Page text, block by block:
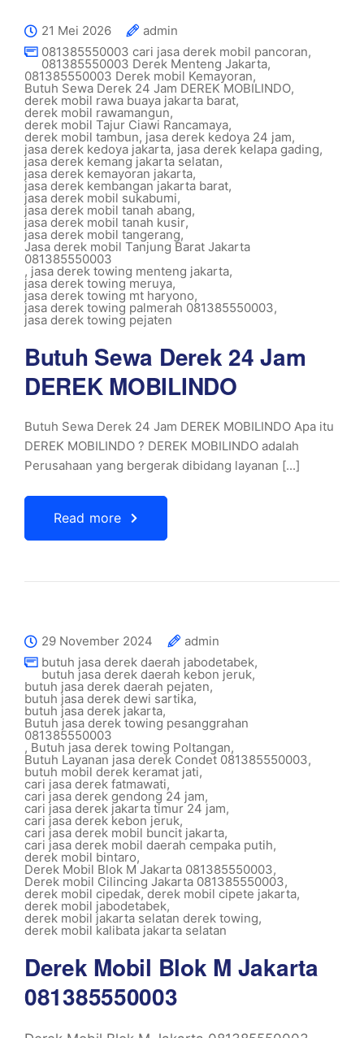
21 Mei 2026
admin
081385550003 cari jasa derek mobil pancoran,
081385550003 Derek Menteng Jakarta,
081385550003 Derek mobil Kemayoran,
Butuh Sewa Derek 24 Jam DEREK MOBILINDO,
derek mobil rawa buaya jakarta barat,
derek mobil rawamangun,
derek mobil Tajur Ciawi Rancamaya,
derek mobil tambun, jasa derek kedoya 24 jam,
jasa derek kedoya jakarta, jasa derek kelapa gading,
jasa derek kemang jakarta selatan,
jasa derek kemayoran jakarta,
jasa derek kembangan jakarta barat,
jasa derek mobil sukabumi,
jasa derek mobil tanah abang,
jasa derek mobil tanah kusir,
jasa derek mobil tangerang,
Jasa derek mobil Tanjung Barat Jakarta
081385550003
, jasa derek towing menteng jakarta,
jasa derek towing meruya,
jasa derek towing mt haryono,
jasa derek towing palmerah 081385550003,
jasa derek towing pejaten
Butuh Sewa Derek 24 Jam
DEREK MOBILINDO
Butuh Sewa Derek 24 Jam DEREK MOBILINDO Apa itu
DEREK MOBILINDO ? DEREK MOBILINDO adalah
Perusahaan yang bergerak dibidang layanan [...]
Read more
29 November 2024
admin
butuh jasa derek daerah jabodetabek,
butuh jasa derek daerah kebon jeruk,
butuh jasa derek daerah pejaten,
butuh jasa derek dewi sartika,
butuh jasa derek jakarta,
Butuh jasa derek towing pesanggrahan
081385550003
, Butuh jasa derek towing Poltangan,
Butuh Layanan jasa derek Condet 081385550003,
butuh mobil derek keramat jati,
cari jasa derek fatmawati,
cari jasa derek gendong 24 jam,
cari jasa derek jakarta timur 24 jam,
cari jasa derek kebon jeruk,
cari jasa derek mobil buncit jakarta,
cari jasa derek mobil daerah cempaka putih,
derek mobil bintaro,
Derek Mobil Blok M Jakarta 081385550003,
Derek mobil Cilincing Jakarta 081385550003,
derek mobil cipedak,derek mobil cipete jakarta,
derek mobil jabodetabek,
derek mobil jakarta selatan derek towing,
derek mobil kalibata jakarta selatan
Derek Mobil Blok M Jakarta
081385550003